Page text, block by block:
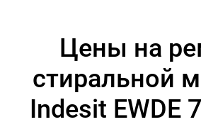
Цены на
стиральной
Indesit EWDE